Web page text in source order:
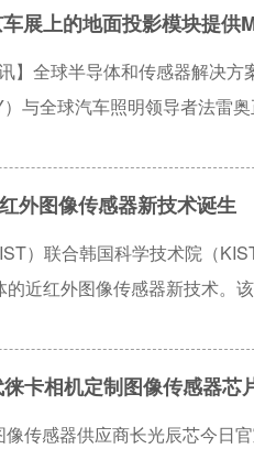
展上的地面投影模块提供
】全球半导体和传感器解决
与全球汽车照明领导者法雷
外图像传感器新技术诞生
）联合韩国科学技术院（
近红外图像传感器新技术。
率红外相机及智能光学传感
上。
卡相机定制图像传感器芯
传感器供应商长光辰芯今日